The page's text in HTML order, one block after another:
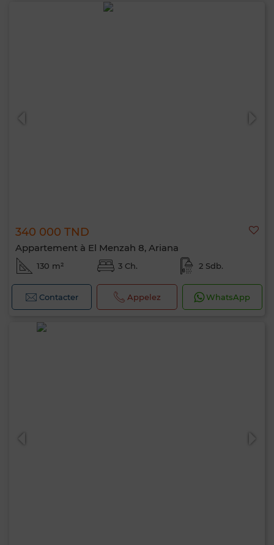
340 000 TND
Appartement à El Menzah 8, Ariana
130 m² 3 Ch. 2 Sdb.
Contacter Appelez WhatsApp
Bonjour, je suis MIA. Quel critère souhaitez-
vous appliquer maintenant ?